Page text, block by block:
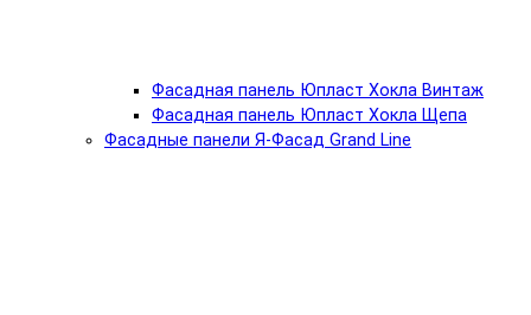
Фасадная панель Юпласт Хокла Винтаж
Фасадная панель Юпласт Хокла Щепа
Фасадные панели Я-Фасад Grand Line